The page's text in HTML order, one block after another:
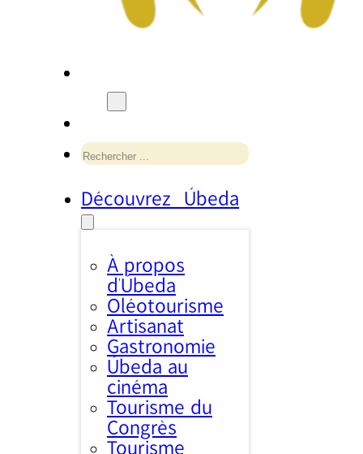
Rechercher
Découvrez Úbeda
À propos
d’Úbeda
Oléotourisme
Artisanat
Gastronomie
Úbeda au
cinéma
Tourisme du
Congrès
Tourisme